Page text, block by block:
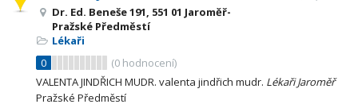
Dr. Ed. Beneše 191, 551 01 Jaroměř-
Pražské Předměstí
Lékaři
0
(0 hodnocení)
VALENTA JINDŘICH MUDR. valenta jindřich mudr. Lékaři Jaroměř
Pražské Předměstí